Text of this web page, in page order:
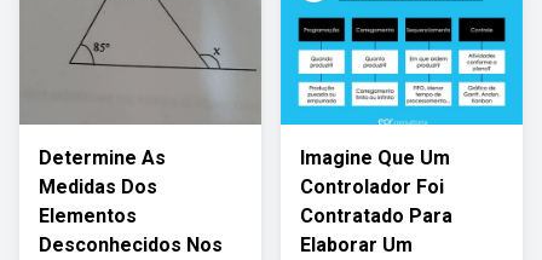
Determine As
Medidas Dos
Elementos
Desconhecidos Nos
Imagine Que Um
Controlador Foi
Contratado Para
Elaborar Um